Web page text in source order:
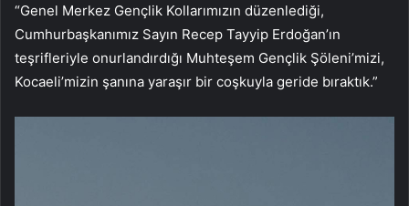
“Genel Merkez Gençlik Kollarımızın düzenlediği,
Cumhurbaşkanımız Sayın Recep Tayyip Erdoğan’ın
teşrifleriyle onurlandırdığı Muhteşem Gençlik Şöleni’mizi,
Kocaeli’mizin şanına yaraşır bir coşkuyla geride bıraktık.”